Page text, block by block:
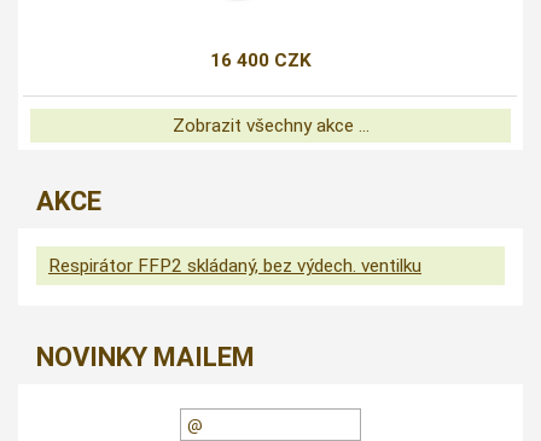
16 400 CZK
Zobrazit všechny akce ...
AKCE
Respirátor FFP2 skládaný, bez výdech. ventilku
NOVINKY MAILEM